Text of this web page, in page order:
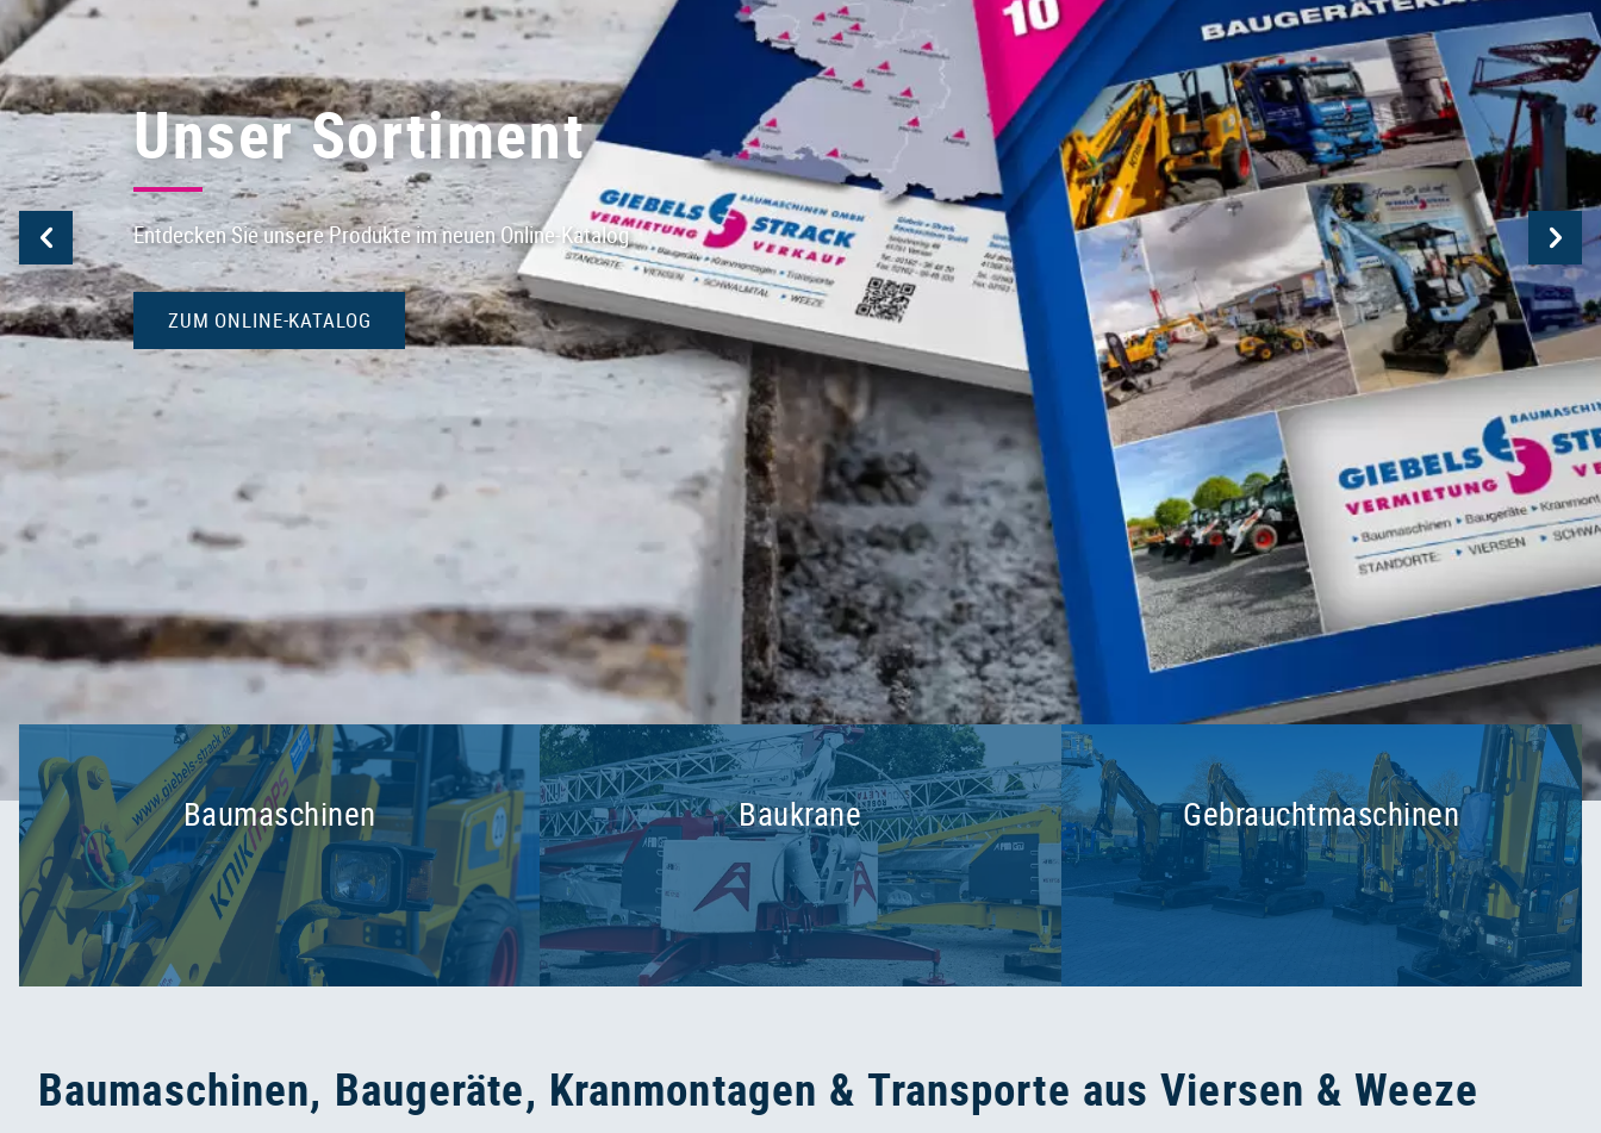
Unser Sortiment
Entdecken Sie unsere Produkte im neuen Online-Katalog
ZUM ONLINE-KATALOG
Baumaschinen Baukrane Gebrauchtmaschinen
Baumaschinen, Baugeräte, Kranmontagen & Transporte aus Viersen & Weeze